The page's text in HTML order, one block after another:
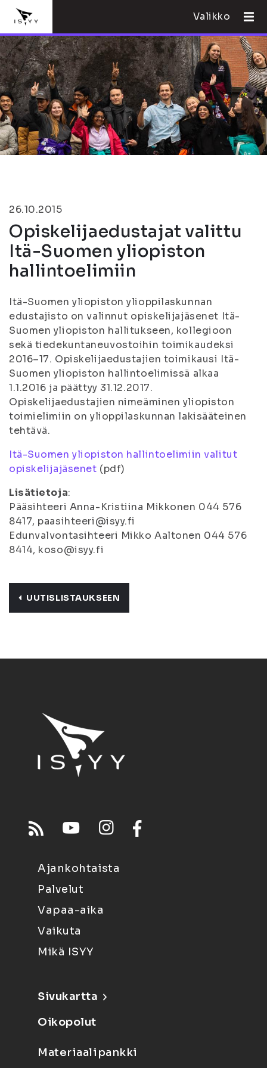
Valikko
26.10.2015
Opiskelijaedustajat valittu
Itä-Suomen yliopiston
hallintoelimiin
Itä-Suomen yliopiston ylioppilaskunnan
edustajisto on valinnut opiskelijajäsenet Itä-
Suomen yliopiston hallitukseen, kollegioon
sekä tiedekuntaneuvostoihin toimikaudeksi
2016–17. Opiskelijaedustajien toimikausi Itä-
Suomen yliopiston hallintoelimissä alkaa
1.1.2016 ja päättyy 31.12.2017.
Opiskelijaedustajien nimeäminen yliopiston
toimielimiin on ylioppilaskunnan lakisääteinen
tehtävä.
Itä-Suomen yliopiston hallintoelimiin valitut
opiskelijajäsenet (pdf)
Lisätietoja:
Pääsihteeri Anna-Kristiina Mikkonen 044 576
8417, paasihteeri@isyy.fi
Edunvalvontasihteeri Mikko Aaltonen 044 576
8414, koso@isyy.fi
UUTISLISTAUKSEEN
Ajankohtaista
Palvelut
Vapaa-aika
Vaikuta
Mikä ISYY
Sivukartta
Oikopolut
Materiaalipankki